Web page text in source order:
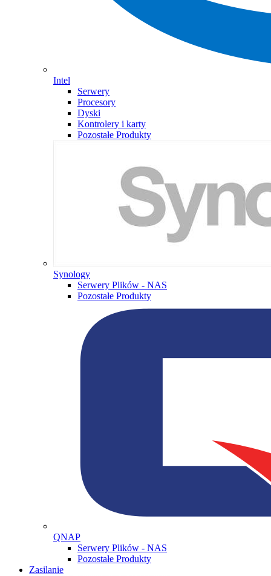
Intel
Serwery
Procesory
Dyski
Kontrolery i karty
Pozostałe Produkty
Synology
Serwery Plików - NAS
Pozostałe Produkty
QNAP
Serwery Plików - NAS
Pozostałe Produkty
Zasilanie